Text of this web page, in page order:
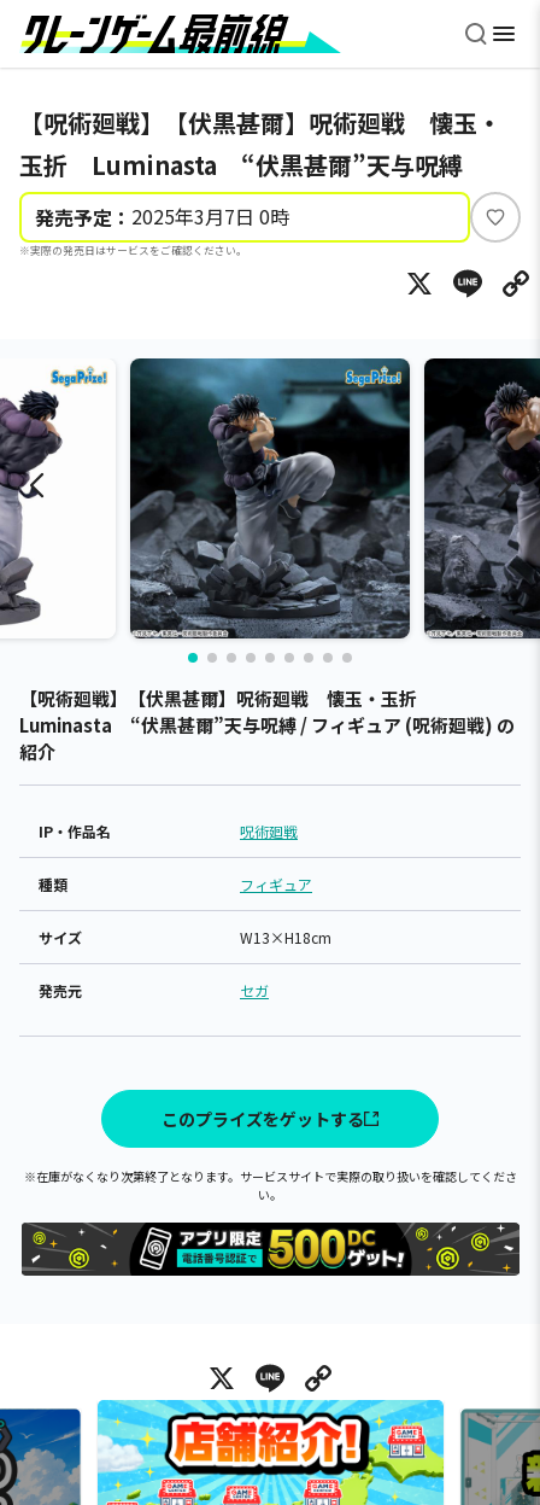
【呪術廻戦】【伏黒甚爾】呪術廻戦 懐玉・
玉折 Luminasta “伏黒甚爾”天与呪縛
発売予定： 2025年3月7日 0時
※実際の発売日はサービスをご確認ください。
い
ね
X
【呪術廻戦】【伏黒甚爾】呪術廻戦 懐玉・玉折
Luminasta “伏黒甚爾”天与呪縛 / フィギュア (呪術廻戦) の
紹介
IP・作品名 呪術廻戦
種類 フィギュア
サイズ W13×H18cm
発売元 セガ
このプライズをゲットする
※在庫がなくなり次第終了となります。サービスサイトで実際の取り扱いを確認してくださ
い。
X Line